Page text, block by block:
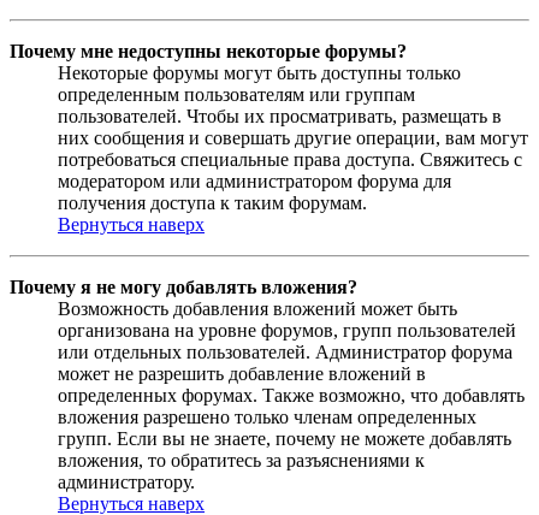
Почему мне недоступны некоторые форумы?
Некоторые форумы могут быть доступны только
определенным пользователям или группам
пользователей. Чтобы их просматривать, размещать в
них сообщения и совершать другие операции, вам могут
потребоваться специальные права доступа. Свяжитесь с
модератором или администратором форума для
получения доступа к таким форумам.
Вернуться наверх
Почему я не могу добавлять вложения?
Возможность добавления вложений может быть
организована на уровне форумов, групп пользователей
или отдельных пользователей. Администратор форума
может не разрешить добавление вложений в
определенных форумах. Также возможно, что добавлять
вложения разрешено только членам определенных
групп. Если вы не знаете, почему не можете добавлять
вложения, то обратитесь за разъяснениями к
администратору.
Вернуться наверх